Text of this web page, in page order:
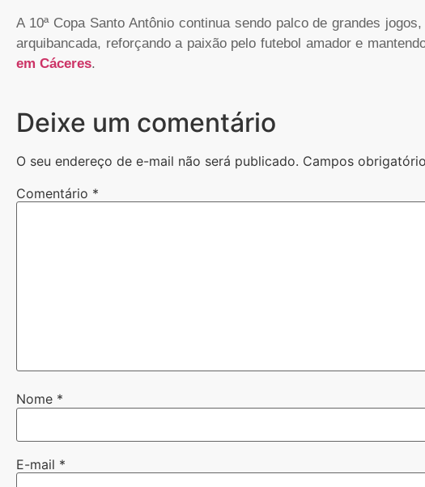
A 10ª Copa Santo Antônio continua sendo palco de grandes
arquibancada, reforçando a paixão pelo futebol amador e
em Cáceres.
Deixe um comentário
O seu endereço de e-mail não será publicado. Campos
Comentário *
Nome *
E-mail *